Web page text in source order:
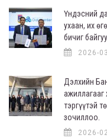
Үндэсний
ухаан, их
бичиг
2026-
Дэлхийн
ажиллагааг
тэргүүтэй
зочиллоо.
2026-